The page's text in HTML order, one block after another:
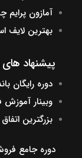
آمازون
بهترین لایف
پیشنهاد
دوره رایگان
وبینار
بزرگترین
دوره جامع